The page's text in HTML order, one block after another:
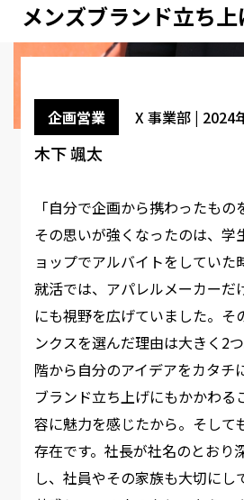
メンズブランド立ち
企画営業 X 事業部 | 2024
木下 颯太
「自分で企画から携わったもの
その思いが強くなったのは、学
ョップでアルバイトをしていた
就活では、アパレルメーカーだ
にも視野を広げていました。そ
ンクスを選んだ理由は大きく2
階から自分のアイデアをカタチ
ブランド立ち上げにもかかわる
容に魅力を感じたから。そして
存在です。社長が社名のとおり
し、社員やその家族も大切にし